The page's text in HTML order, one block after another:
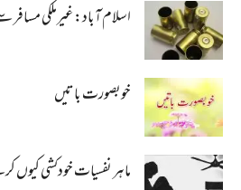
اسلام آباد: غیرملکی مسافر سے
خوبصورت باتیں
ماہر نفسیات خودکشی